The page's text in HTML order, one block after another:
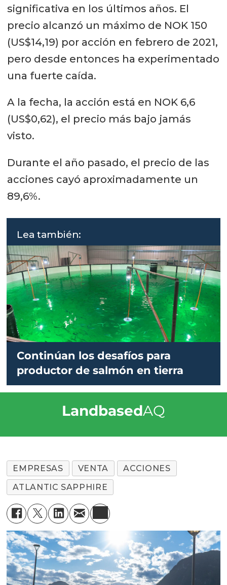
significativa en los últimos años. El
precio alcanzó un máximo de NOK 150
(US$14,19) por acción en febrero de 2021,
pero desde entonces ha experimentado
una fuerte caída.
A la fecha, la acción está en NOK 6,6
(US$0,62), el precio más bajo jamás
visto.
Durante el año pasado, el precio de las
acciones cayó aproximadamente un
89,6%.
Lea también:
Continúan los desafíos para
productor de salmón en tierra
LandbasedAQ
EMPRESAS VENTA
ACCIONES
ATLANTIC SAPPHIRE